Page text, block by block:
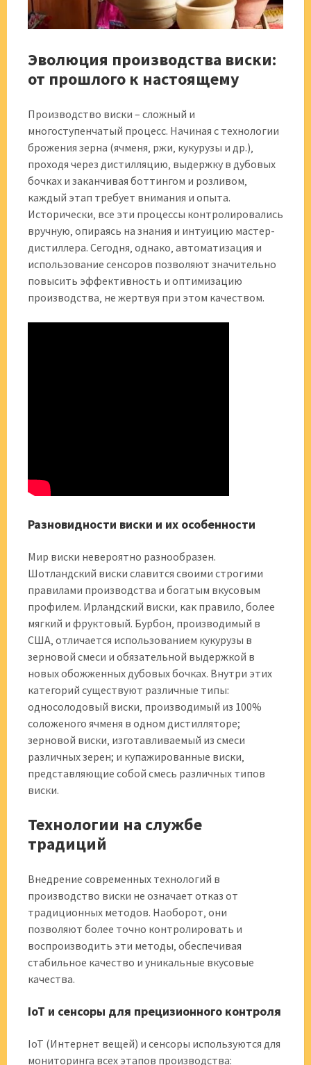
Эволюция производства виски:
от прошлого к настоящему
Производство виски – сложный и
многоступенчатый процесс. Начиная с технологии
брожения зерна (ячменя‚ ржи‚ кукурузы и др.)‚
проходя через дистилляцию‚ выдержку в дубовых
бочках и заканчивая боттингом и розливом‚
каждый этап требует внимания и опыта.
Исторически‚ все эти процессы контролировались
вручную‚ опираясь на знания и интуицию мастер-
дистиллера. Сегодня‚ однако‚ автоматизация и
использование сенсоров позволяют значительно
повысить эффективность и оптимизацию
производства‚ не жертвуя при этом качеством.
Разновидности виски и их особенности
Мир виски невероятно разнообразен.
Шотландский виски славится своими строгими
правилами производства и богатым вкусовым
профилем. Ирландский виски‚ как правило‚ более
мягкий и фруктовый. Бурбон‚ производимый в
США‚ отличается использованием кукурузы в
зерновой смеси и обязательной выдержкой в
новых обожженных дубовых бочках. Внутри этих
категорий существуют различные типы:
односолодовый виски‚ производимый из 100%
соложеного ячменя в одном дистилляторе;
зерновой виски‚ изготавливаемый из смеси
различных зерен; и купажированные виски‚
представляющие собой смесь различных типов
виски.
Технологии на службе
традиций
Внедрение современных технологий в
производство виски не означает отказ от
традиционных методов. Наоборот‚ они
позволяют более точно контролировать и
воспроизводить эти методы‚ обеспечивая
стабильное качество и уникальные вкусовые
качества.
IoT и сенсоры для прецизионного контроля
IoT (Интернет вещей) и сенсоры используются для
мониторинга всех этапов производства: